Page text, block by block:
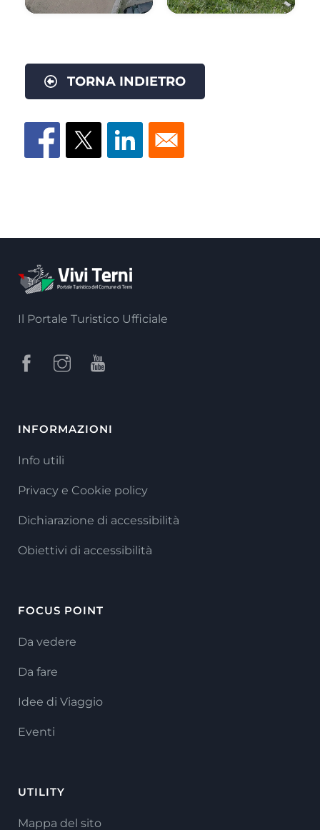
TORNA INDIETRO
Il Portale Turistico Ufficiale
INFORMAZIONI
Info utili
Privacy e Cookie policy
Dichiarazione di accessibilità
Obiettivi di accessibilità
FOCUS POINT
Da vedere
Da fare
Idee di Viaggio
Eventi
UTILITY
Mappa del sito